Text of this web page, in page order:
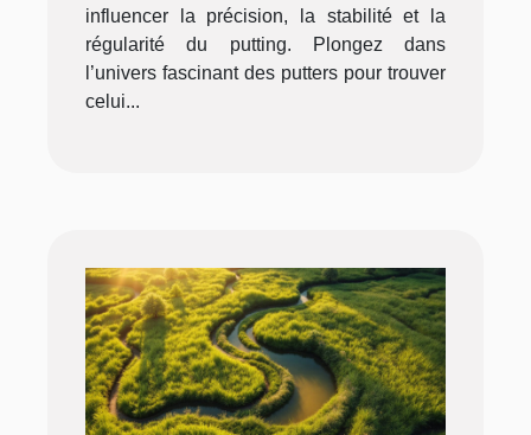
influencer la précision, la stabilité et la
régularité du putting. Plongez dans
l’univers fascinant des putters pour trouver
celui...